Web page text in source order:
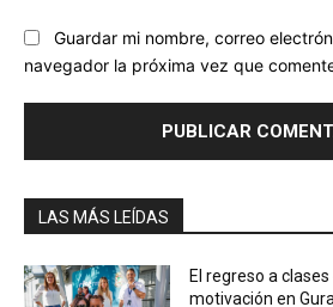
Guardar mi nombre, correo
navegador la próxima vez que
LAS MÁS LEÍDAS
El regreso a
motivación en